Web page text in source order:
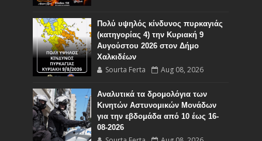
Πολύ υψηλός κίνδυνος πυρκαγιάς
(κατηγορίας 4) την Κυριακή 9
Αυγούστου 2026 στον Δήμο
Χαλκιδέων
Sourta Ferta Aug 08, 2026
Αναλυτικά τα δρομολόγια των
Κινητών Αστυνομικών Μονάδων
για την εβδομάδα από 10 έως 16-
08-2026